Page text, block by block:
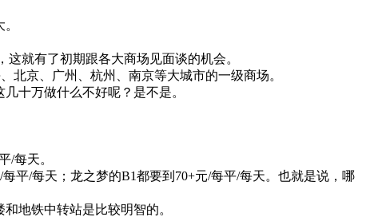
就有了初期跟各大商场见面谈的机会。
京、广州、杭州、南京等大城市的一级商场。
十万做什么不好呢？是不是。
/每天。
平/每天；龙之梦的B1都要到70+元/每平/每天。也就是说，哪
地铁中转站是比较明智的。